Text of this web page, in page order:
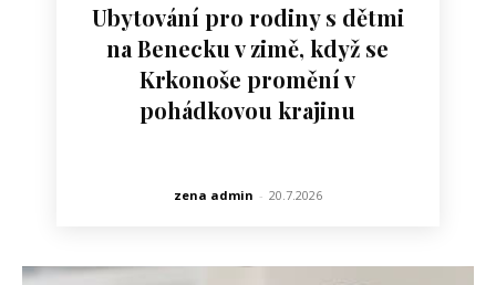
Ubytování pro rodiny s dětmi
na Benecku v zimě, když se
Krkonoše promění v
pohádkovou krajinu
zena admin - 20.7.2026